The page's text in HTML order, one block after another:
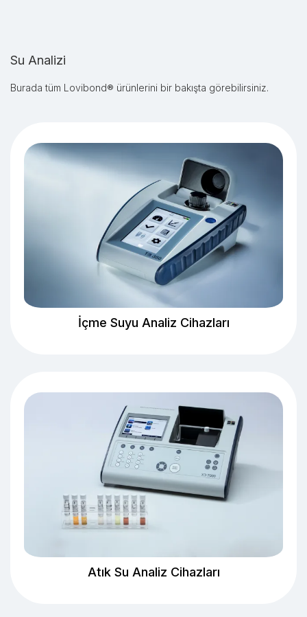
Su Analizi
Burada tüm Lovibond® ürünlerini bir bakışta görebilirsiniz.
İçme Suyu Analiz Cihazları
Atık Su Analiz Cihazları